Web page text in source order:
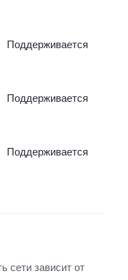
Поддерживается
Поддерживается
Поддерживается
сети зависит от